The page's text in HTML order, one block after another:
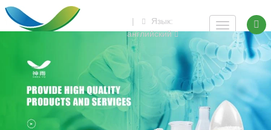
|
Язык:
английский